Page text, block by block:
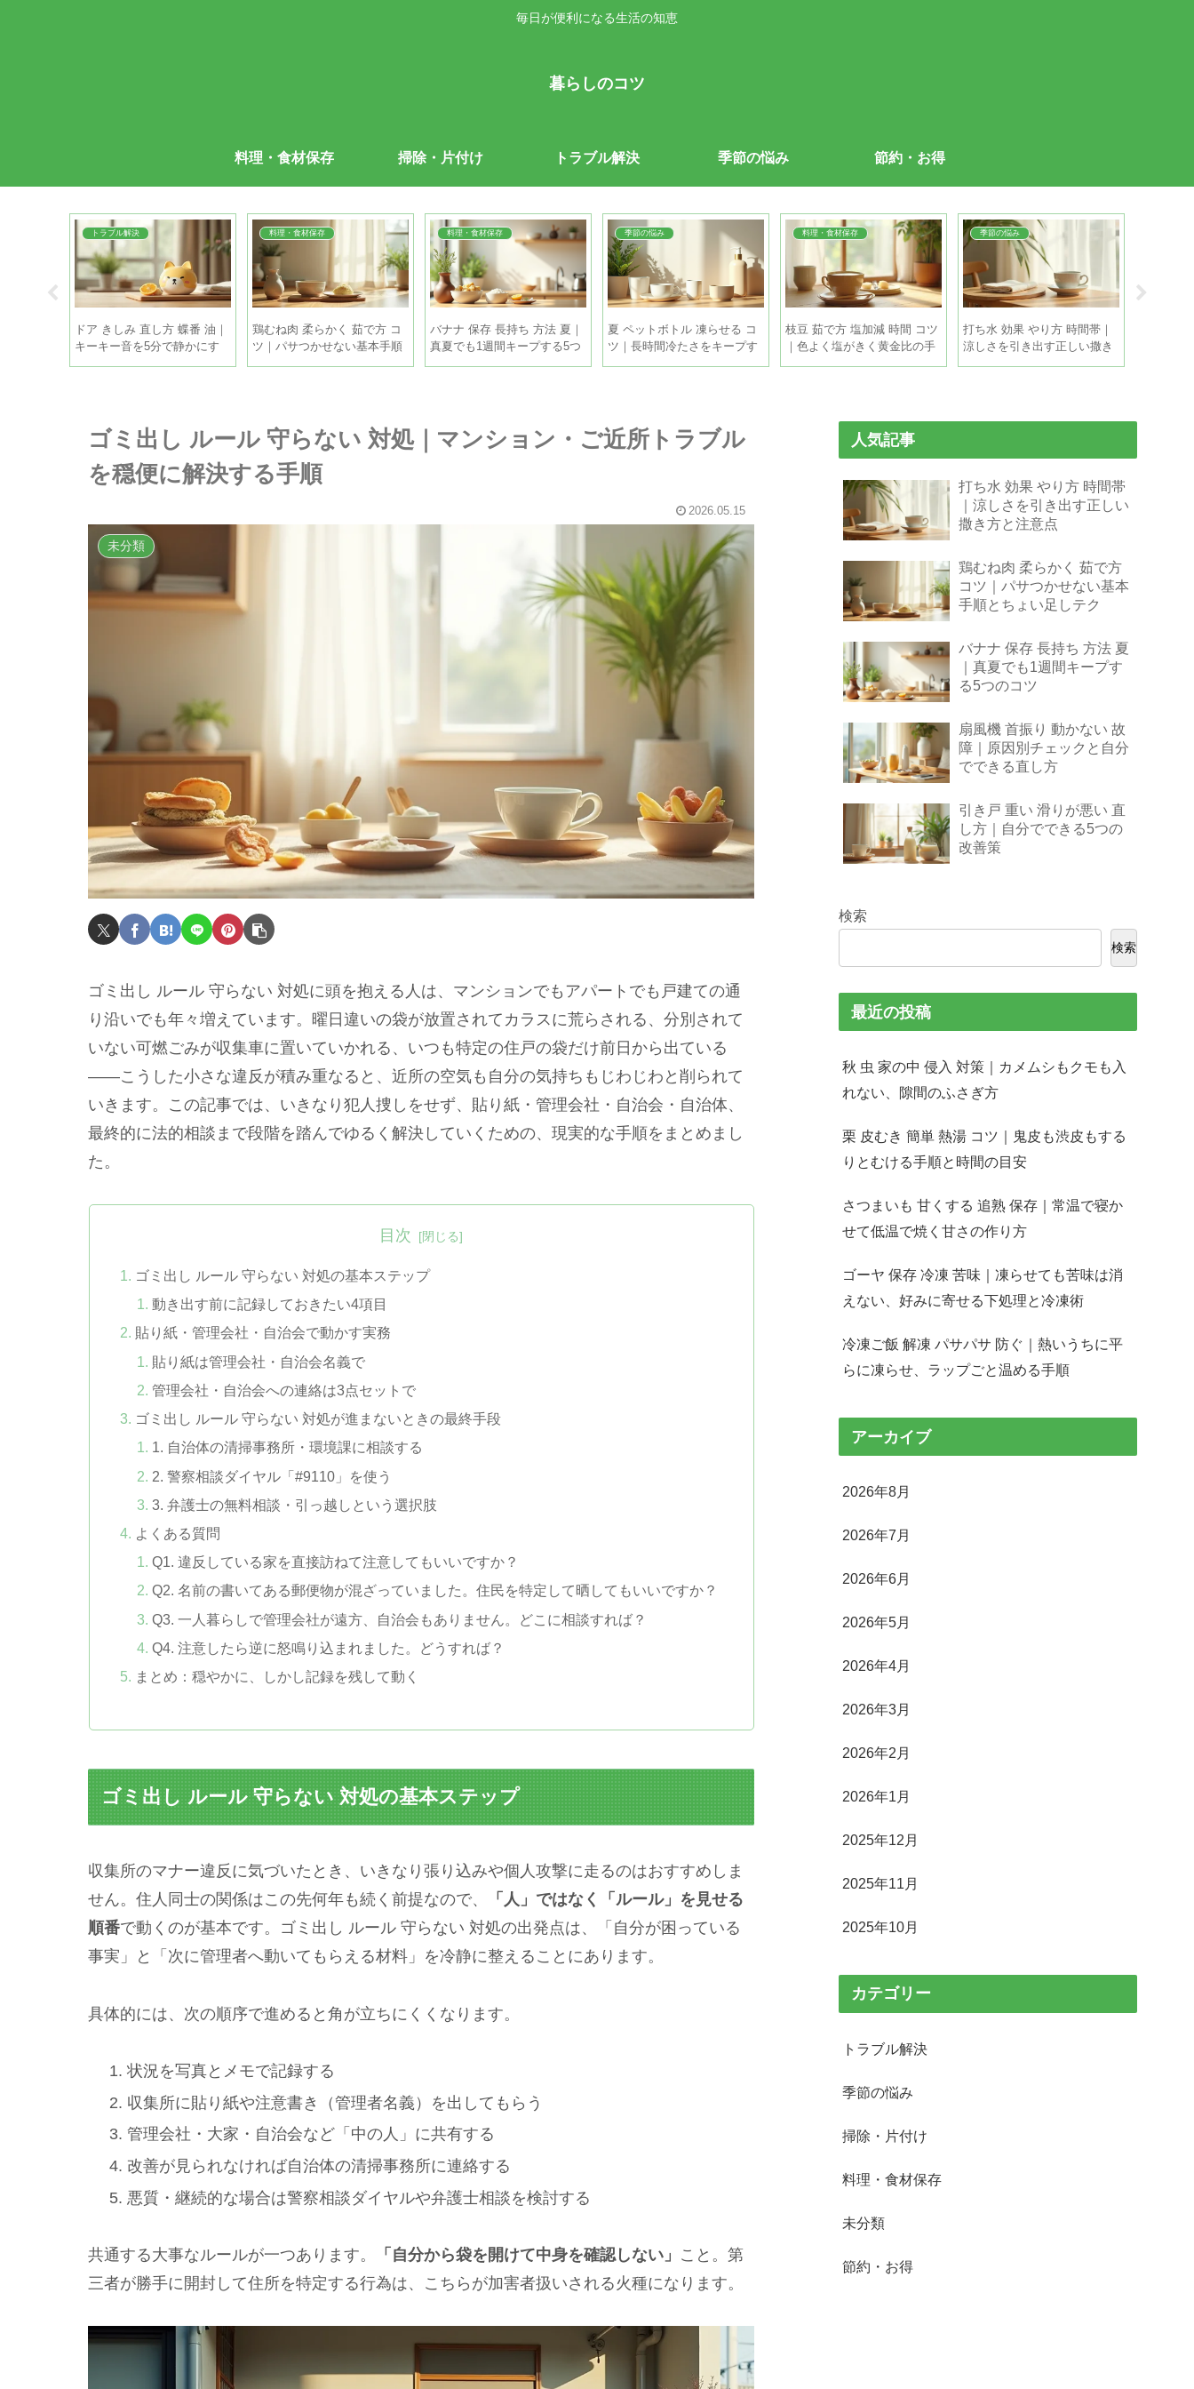
毎日が便利になる生活の知恵
暮らしのコツ
料理・食材保存 掃除・片付け トラブル解決 季節の悩み 節約・お得
トラブル解決
ドア きしみ 直し方 蝶番 油｜
キーキー音を5分で静かにす
る手順
料理・食材保存
鶏むね肉 柔らかく 茹で方 コ
ツ｜パサつかせない基本手順
とちょい足しテク
料理・食材保存
バナナ 保存 長持ち 方法 夏｜
真夏でも1週間キープする5つ
のコツ
季節の悩み
夏 ペットボトル 凍らせる コ
ツ｜長時間冷たさをキープす
る5つの方法
料理・食材保存
枝豆 茹で方 塩加減 時間 コツ
｜色よく塩がきく黄金比の手
順
季節の悩み
打ち水 効果 やり方 時間帯｜
涼しさを引き出す正しい撒き
方と注意点
ゴミ出し ルール 守らない 対処｜マンション・ご近所トラブル
を穏便に解決する手順
2026.05.15
未分類
ゴミ出し ルール 守らない 対処に頭を抱える人は、マンションでもアパートでも戸建ての通
り沿いでも年々増えています。曜日違いの袋が放置されてカラスに荒らされる、分別されて
いない可燃ごみが収集車に置いていかれる、いつも特定の住戸の袋だけ前日から出ている
――こうした小さな違反が積み重なると、近所の空気も自分の気持ちもじわじわと削られて
いきます。この記事では、いきなり犯人捜しをせず、貼り紙・管理会社・自治会・自治体、
最終的に法的相談まで段階を踏んでゆるく解決していくための、現実的な手順をまとめまし
た。
目次
ゴミ出し ルール 守らない 対処の基本ステップ
動き出す前に記録しておきたい4項目
貼り紙・管理会社・自治会で動かす実務
貼り紙は管理会社・自治会名義で
管理会社・自治会への連絡は3点セットで
ゴミ出し ルール 守らない 対処が進まないときの最終手段
1. 自治体の清掃事務所・環境課に相談する
2. 警察相談ダイヤル「#9110」を使う
3. 弁護士の無料相談・引っ越しという選択肢
よくある質問
Q1. 違反している家を直接訪ねて注意してもいいですか？
Q2. 名前の書いてある郵便物が混ざっていました。住民を特定して晒してもいいですか？
Q3. 一人暮らしで管理会社が遠方、自治会もありません。どこに相談すれば？
Q4. 注意したら逆に怒鳴り込まれました。どうすれば？
まとめ：穏やかに、しかし記録を残して動く
ゴミ出し ルール 守らない 対処の基本ステップ
収集所のマナー違反に気づいたとき、いきなり張り込みや個人攻撃に走るのはおすすめしま
せん。住人同士の関係はこの先何年も続く前提なので、
「人」ではなく「ルール」を見せる
順番で動くのが基本です。ゴミ出し ルール 守らない 対処の出発点は、「自分が困っている
事実」と「次に管理者へ動いてもらえる材料」を冷静に整えることにあります。
具体的には、次の順序で進めると角が立ちにくくなります。
状況を写真とメモで記録する
収集所に貼り紙や注意書き（管理者名義）を出してもらう
管理会社・大家・自治会など「中の人」に共有する
改善が見られなければ自治体の清掃事務所に連絡する
悪質・継続的な場合は警察相談ダイヤルや弁護士相談を検討する
共通する大事なルールが一つあります。 「自分から袋を開けて中身を確認しない」 こと。第
三者が勝手に開封して住所を特定する行為は、こちらが加害者扱いされる火種になります。
人気記事
打ち水 効果 やり方 時間帯
｜涼しさを引き出す正しい
撒き方と注意点
鶏むね肉 柔らかく 茹で方
コツ｜パサつかせない基本
手順とちょい足しテク
バナナ 保存 長持ち 方法 夏
｜真夏でも1週間キープす
る5つのコツ
扇風機 首振り 動かない 故
障｜原因別チェックと自分
でできる直し方
引き戸 重い 滑りが悪い 直
し方｜自分でできる5つの
改善策
検索
検索
最近の投稿
秋 虫 家の中 侵入 対策｜カメムシもクモも入
れない、隙間のふさぎ方
栗 皮むき 簡単 熱湯 コツ｜鬼皮も渋皮もする
りとむける手順と時間の目安
さつまいも 甘くする 追熟 保存｜常温で寝か
せて低温で焼く甘さの作り方
ゴーヤ 保存 冷凍 苦味｜凍らせても苦味は消
えない、好みに寄せる下処理と冷凍術
冷凍ご飯 解凍 パサパサ 防ぐ｜熱いうちに平
らに凍らせ、ラップごと温める手順
アーカイブ
2026年8月
2026年7月
2026年6月
2026年5月
2026年4月
2026年3月
2026年2月
2026年1月
2025年12月
2025年11月
2025年10月
カテゴリー
トラブル解決
季節の悩み
掃除・片付け
料理・食材保存
未分類
節約・お得